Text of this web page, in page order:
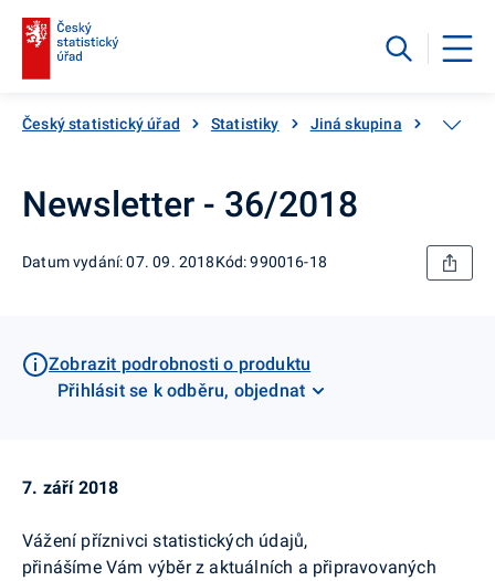
Český statistický úřad Statistiky Jiná skupina
Newsletter - 36/2018
Datum vydání: 07. 09. 2018Kód: 990016-18
Zobrazit podrobnosti o produktu
Přihlásit se k odběru, objednat
7. září 2018
Vážení příznivci statistických údajů,
přinášíme Vám výběr z aktuálních a připravovaných